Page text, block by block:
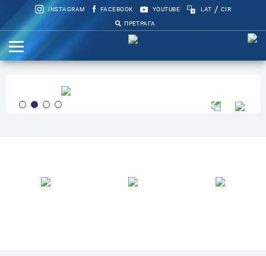
INSTAGRAM FACEBOOK YOUTUBE LAT / CIR
ПРЕТРАГА